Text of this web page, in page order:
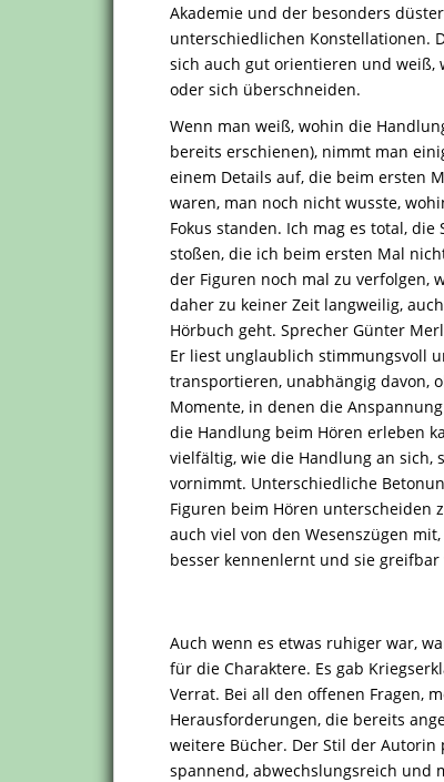
Akademie und der besonders
unterschiedlichen Konstellationen.
sich auch gut orientieren und weiß,
oder sich überschneiden.
Wenn man weiß, wohin die
bereits erschienen), nimmt man
einem Details auf, die beim ersten
waren, man noch nicht wusste,
Fokus standen. Ich mag es total,
stoßen, die ich beim ersten Mal
der Figuren noch mal zu verfolgen,
daher zu keiner Zeit langweilig,
Hörbuch geht. Sprecher Günter
Er liest unglaublich stimmungsvoll
transportieren, unabhängig davon,
Momente, in denen die
die Handlung beim Hören erleben
vielfältig, wie die Handlung an sich,
vornimmt. Unterschiedliche
Figuren beim Hören unterscheiden
auch viel von den Wesenszügen
besser kennenlernt und sie greifbar
Auch wenn es etwas ruhiger war,
für die Charaktere. Es gab
Verrat. Bei all den offenen Fragen,
Herausforderungen, die bereits
weitere Bücher. Der Stil der
spannend, abwechslungsreich und